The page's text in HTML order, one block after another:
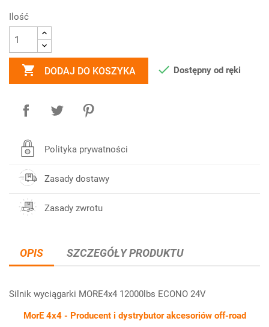
Ilość
 DODAJ DO KOSZYKA  Dostępny od ręki
Polityka prywatności
Zasady dostawy
Zasady zwrotu
OPIS SZCZEGÓŁY PRODUKTU
Silnik wyciągarki MORE4x4 12000lbs ECONO 24V
MorE 4x4 - Producent i dystrybutor akcesoriów off-road